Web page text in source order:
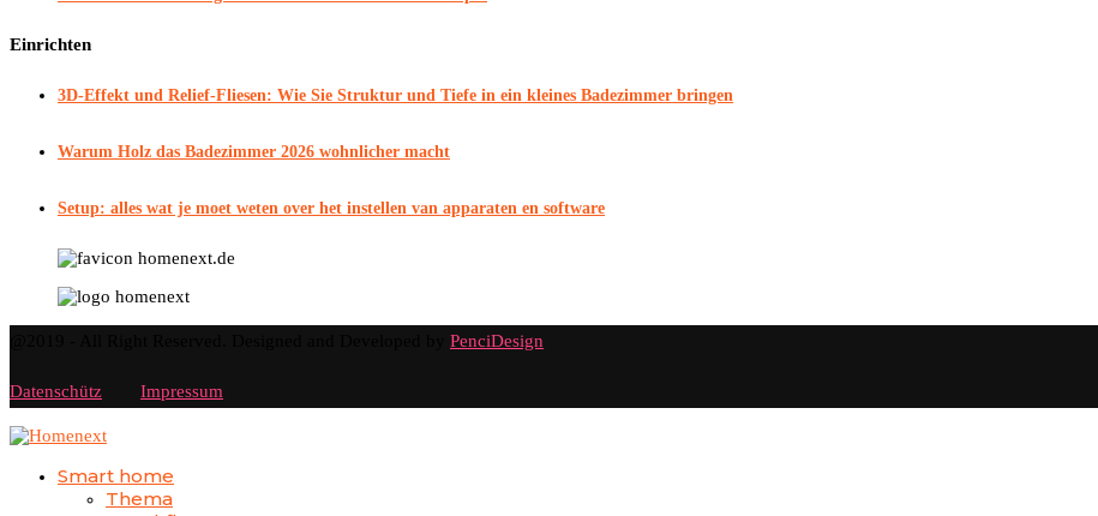
Einrichten
3D-Effekt und Relief-Fliesen: Wie Sie Struktur und Tiefe in ein kleines Badezimmer bringen
Warum Holz das Badezimmer 2026 wohnlicher macht
Setup: alles wat je moet weten over het instellen van apparaten en software
PenciDesign
Datenschütz Impressum
Smart home
Thema